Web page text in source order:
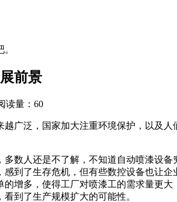
前景
量： 60
越广泛，国家加大注重环境保护，以及
多数人还是不了解，不知道自动喷漆设
到了生存危机，但有些数控设备也让
增多，使得工厂对喷漆工的需求量更
到了生产规模扩大的可能性。